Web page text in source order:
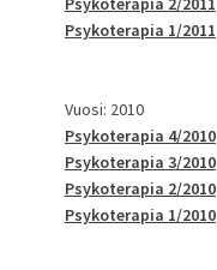
Psykoterapia 1/2011
Vuosi: 2010
Psykoterapia 4/2010
Psykoterapia 3/2010
Psykoterapia 2/2010
Psykoterapia 1/2010